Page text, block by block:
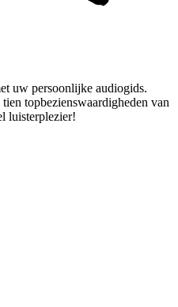
uw persoonlijke audiogids.
topbezienswaardigheden van
luisterplezier!